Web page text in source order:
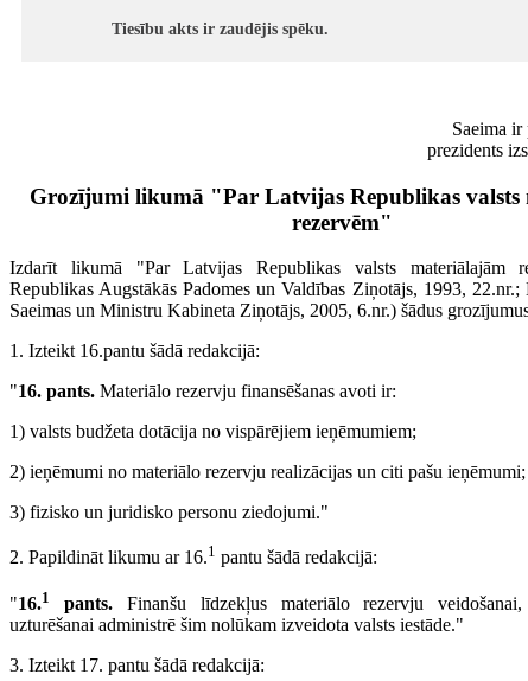
Tiesību akts ir zaudējis spēku.
Saeima ir
prezidents
Grozījumi likumā "Par Latvijas Republikas valsts
rezervēm"
Izdarīt likumā "Par Latvijas Republikas valsts materiālajām
Republikas Augstākās Padomes un Valdības Ziņotājs, 1993,
Saeimas un Ministru Kabineta Ziņotājs, 2005, 6.nr.) šādus
1. Izteikt 16.pantu šādā redakcijā:
"16. pants. Materiālo rezervju finansēšanas avoti ir:
1) valsts budžeta dotācija no vispārējiem ieņēmumiem;
2) ieņēmumi no materiālo rezervju realizācijas un citi pašu ieņēmumi;
3) fizisko un juridisko personu ziedojumi."
2. Papildināt likumu ar 16.1 pantu šādā redakcijā:
"16.1 pants.Finanšu līdzekļus materiālo rezervju veidošanai,
uzturēšanai administrē šim nolūkam izveidota valsts iestāde."
3. Izteikt 17. pantu šādā redakcijā: